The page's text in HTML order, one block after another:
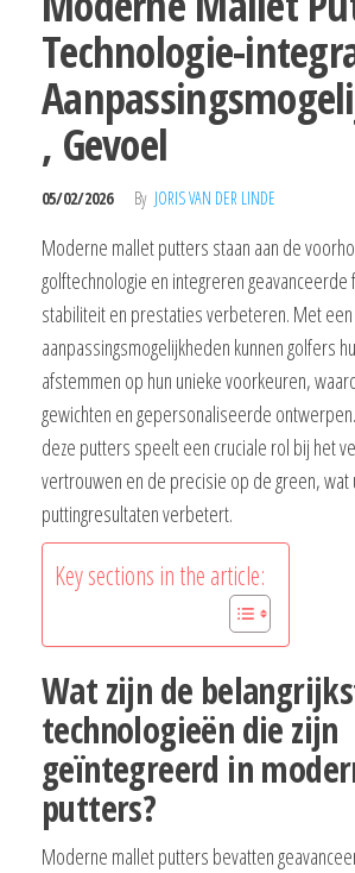
Technologie-
, Gevoel
05/02/2026 By JORIS VAN DER LINDE
Moderne mallet putters staan aan de
golftechnologie en integreren geavanceerde
stabiliteit en prestaties verbeteren. Met
aanpassingsmogelijkheden kunnen golfers
afstemmen op hun unieke voorkeuren,
gewichten en gepersonaliseerde
deze putters speelt een cruciale rol bij het
vertrouwen en de precisie op de green, wat
puttingresultaten verbetert.
Key sections in the article:
Wat zijn de
technologieën die zijn
geïntegreerd in
putters?
Moderne mallet putters bevatten